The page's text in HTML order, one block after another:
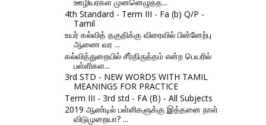
4th Standard - Term III - Fa (b) Q/P -
Tamil
உயர் கல்வித் தகுதிக்கு விரைவில் பின்னேற்பு
ஆணை வர ...
கல்வித்துறையில் சீர்திருத்தம் என்ற பெயரில்
பள்ளிகள...
3rd STD - NEW WORDS WITH TAMIL
MEANINGS FOR PRACTICE
Term III - 3rd std - FA (B) - All Subjects
2019 ஆண்டில் பள்ளிகளுக்கு இத்தனை நாள்
விடுமுறையா? ...